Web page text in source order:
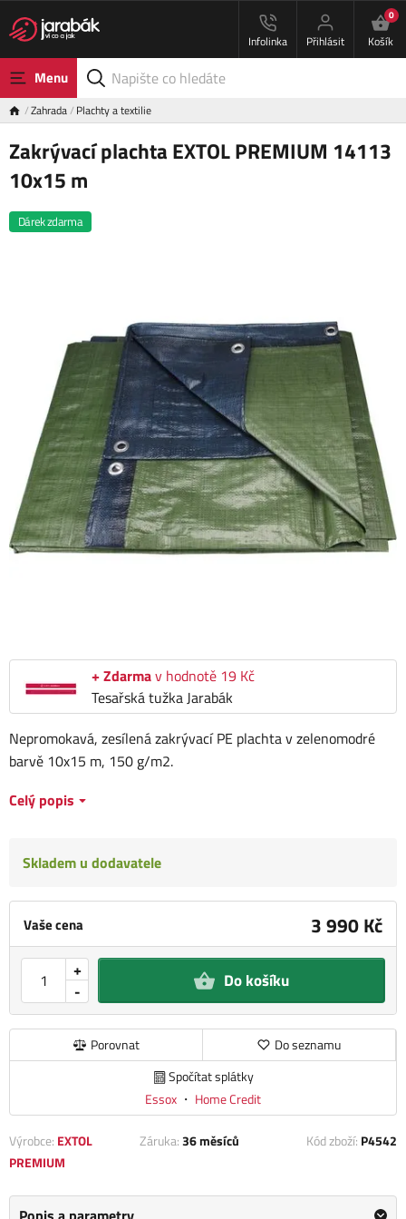
Infolinka Přihlásit
0
Košík
Menu
Zahrada Plachty a textilie
Zakrývací plachta EXTOL PREMIUM 14113
10x15 m
Dárek zdarma
+ Zdarmav hodnotě 19 Kč
Tesařská tužka Jarabák
Vaše cena 3 990 Kč
-
+ Do košíku
Porovnat
Do seznamu
Spočítat splátky
Essox ・ Home Credit
Nepromokavá, zesílená zakrývací PE plachta v zelenomodré
barvě 10x15 m, 150 g/m2.
Celý popis
Skladem u dodavatele
Výrobce: EXTOL
PREMIUM
Záruka:36 měsíců Kód zboží: P4542